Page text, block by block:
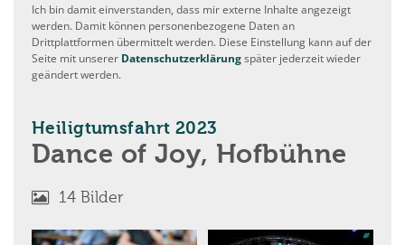
Ich bin damit einverstanden, dass mir externe Inhalte angezeigt
werden. Damit können personenbezogene Daten an
Drittplattformen übermittelt werden. Diese Einstellung kann auf der
Seite mit unserer Datenschutzerklärungspäter jederzeit wieder
geändert werden.
Heiligtumsfahrt 2023
Dance of Joy, Hofbühne
14 Bilder